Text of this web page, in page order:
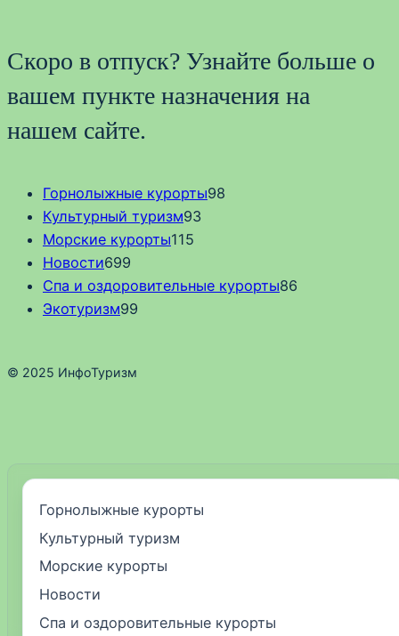
Скоро в отпуск? Узнайте больше о
вашем пункте назначения на
нашем сайте.
Горнолыжные курорты98
Культурный туризм93
Морские курорты115
Новости699
Спа и оздоровительные курорты86
Экотуризм99
© 2025 ИнфоТуризм
Горнолыжные курорты
Культурный туризм
Морские курорты
Новости
Спа и оздоровительные курорты